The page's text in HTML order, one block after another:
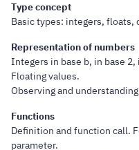
Type concept
Basic types: integers, floats,
Representation of numbers
Integers in base b, in base
Floating values.
Observing and
Functions
Definition and function call.
parameter.